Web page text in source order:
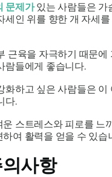
문제가있는 사람들은 가
세인 위를 향한 개 자세
근육을 자극하기 때문에
람들에게 좋습니다.
화하고 싶은 사람들은 이
다.
스트레스와 피로를 느
여 활력을 얻을 수 있습
사항